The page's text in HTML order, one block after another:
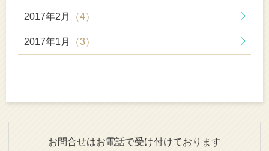
2017年2月 （4）
2017年1月 （3）
お問合せはお電話で受け付けております